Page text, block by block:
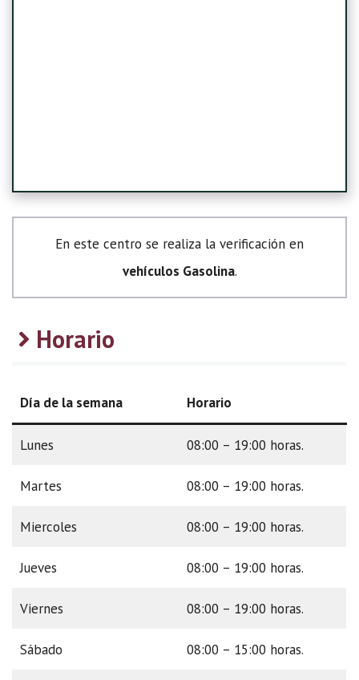
En este centro se realiza la verificación en
vehículos Gasolina.
Horario
Día de la semana Horario
Lunes 08:00 – 19:00 horas.
Martes 08:00 – 19:00 horas.
Miercoles 08:00 – 19:00 horas.
Jueves 08:00 – 19:00 horas.
Viernes 08:00 – 19:00 horas.
Sábado 08:00 – 15:00 horas.